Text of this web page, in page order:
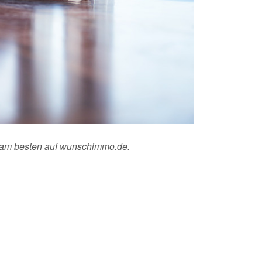
besten auf wunschimmo.de.